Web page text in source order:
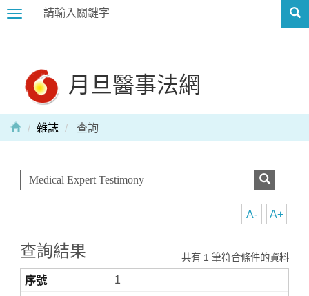
Toggle
月旦醫事法網
雜誌 查詢
A+
A-
查詢結果 共有 1 筆符合條件的資料
1